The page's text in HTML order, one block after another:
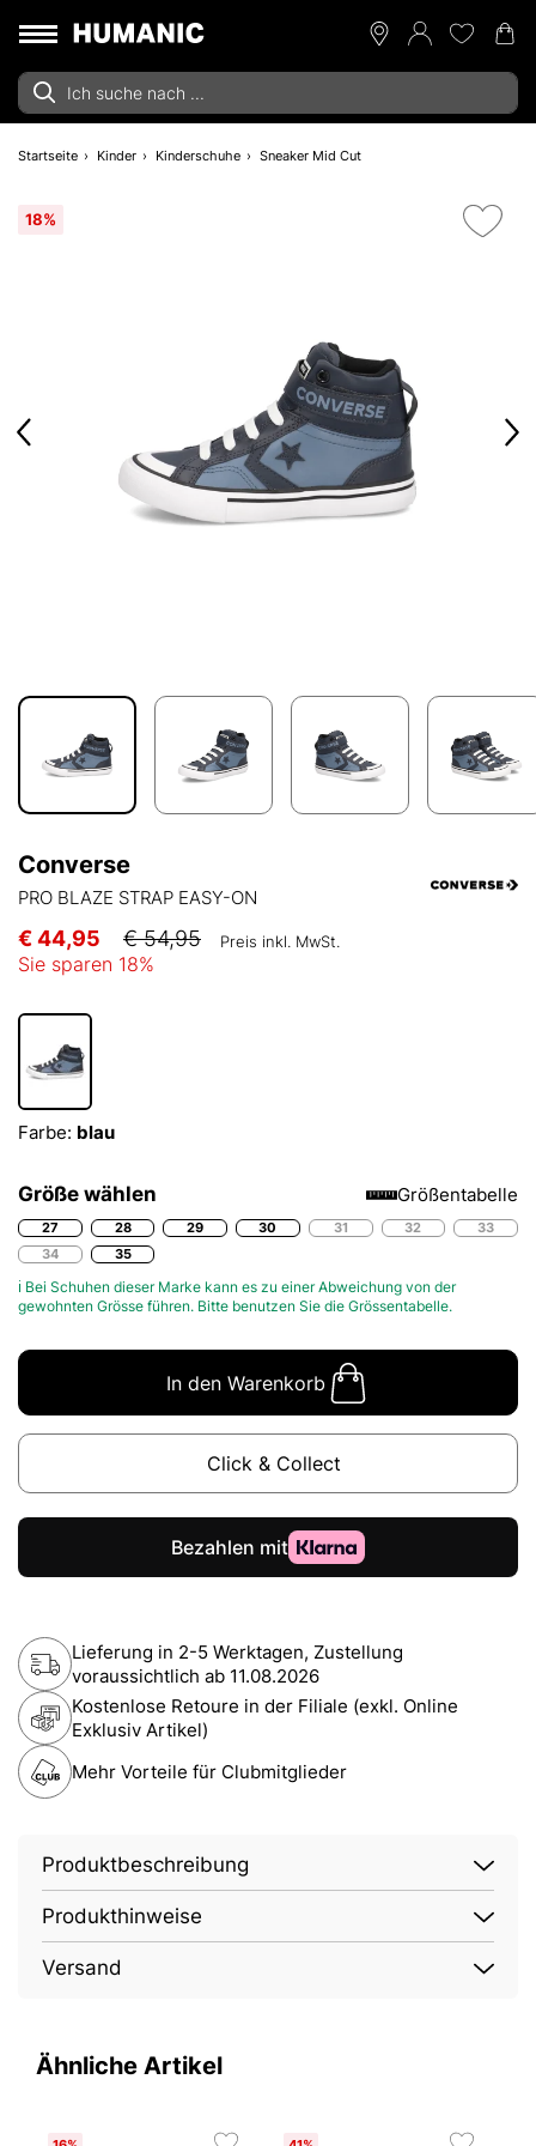
Startseite Kinder Kinderschuhe Sneaker Mid Cut
18%
Converse
PRO BLAZE STRAP EASY-ON
€ 44,95 € 54,95 Preis inkl. MwSt.
Sie sparen 18%
Farbe: blau
Größe wählen Größentabelle
27 28 29 30 31 32
33
34
35
ℹ Bei Schuhen dieser Marke kann es zu einer Abweichung von der
gewohnten Grösse führen. Bitte benutzen Sie die Grössentabelle.
In den Warenkorb
Click & Collect
Lieferung in 2-5 Werktagen, Zustellung
voraussichtlich ab 11.08.2026
Kostenlose Retoure in der Filiale (exkl. Online
Exklusiv Artikel)
Mehr Vorteile für Clubmitglieder
Produktbeschreibung
Produkthinweise
Versand
Ähnliche Artikel